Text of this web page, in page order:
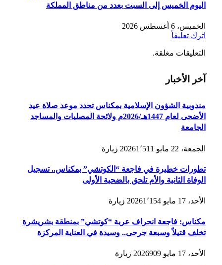
اليوم الخميس إلى السبت بعدد من مناطق المملكة
الخميس، 6 أغسطس 2026
اترك تعليقاً
التعليقات مغلقة.
آخر الأخبار
مندوبية الشؤون الإسلامية بمكناس تحدد موعد صلاة عيد
الأضحى لعام 1447هـ/2026م ولائحة المصليات والمساجد
الجامعة
الجمعة، 22 مايو 2026 1٬511 زيارة
تطورات خطيرة في فاجعة “الكوتشي” بمكناس.. تسجيل
الوفاة الثانية والأم تلحق بالضحية الأولى
الأحد، 17 مايو 2026 1٬154 زيارة
مكناس: فاجعة انحراف عربة “كوتشي” بمنطقة بشريشرة
تخلف قتيلاً وسبعة جرحى.. وسيدة في العناية المركزة
الأحد، 17 مايو 2026 909 زيارة